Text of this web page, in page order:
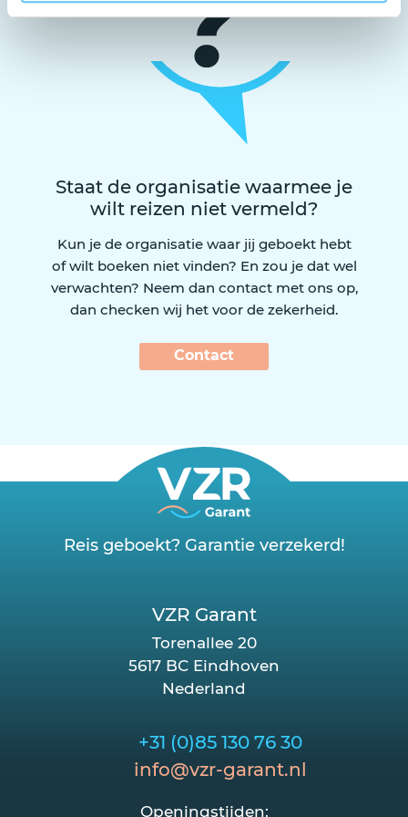
Staat de organisatie waarmee je
wilt reizen niet vermeld?
Kun je de organisatie waar jij geboekt hebt
of wilt boeken niet vinden? En zou je dat wel
verwachten? Neem dan contact met ons op,
dan checken wij het voor de zekerheid.
Contact
Reis geboekt? Garantie verzekerd!
+31 (0)85 130 76 30
info@vzr-garant.nl
Openingstijden:
VZR Garant
Torenallee 20
5617 BC Eindhoven
Nederland